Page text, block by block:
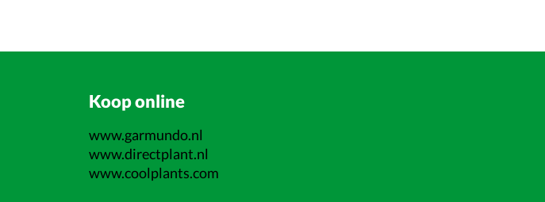
Koop online
www.garmundo.nl
www.directplant.nl
www.coolplants.com